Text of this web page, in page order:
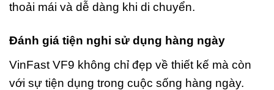
thoải mái và dễ dàng khi di chuyển.
Đánh giá tiện nghi sử dụng hàng ngày
VinFast VF9 không chỉ đẹp về thiết kế mà còn
với sự tiện dụng trong cuộc sống hàng ngày.